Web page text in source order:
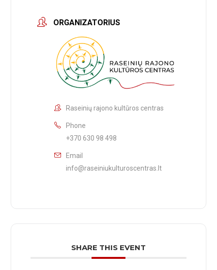
ORGANIZATORIUS
Raseinių rajono kultūros centras
Phone
+370 630 98 498
Email
info@raseiniukulturoscentras.lt
SHARE THIS EVENT